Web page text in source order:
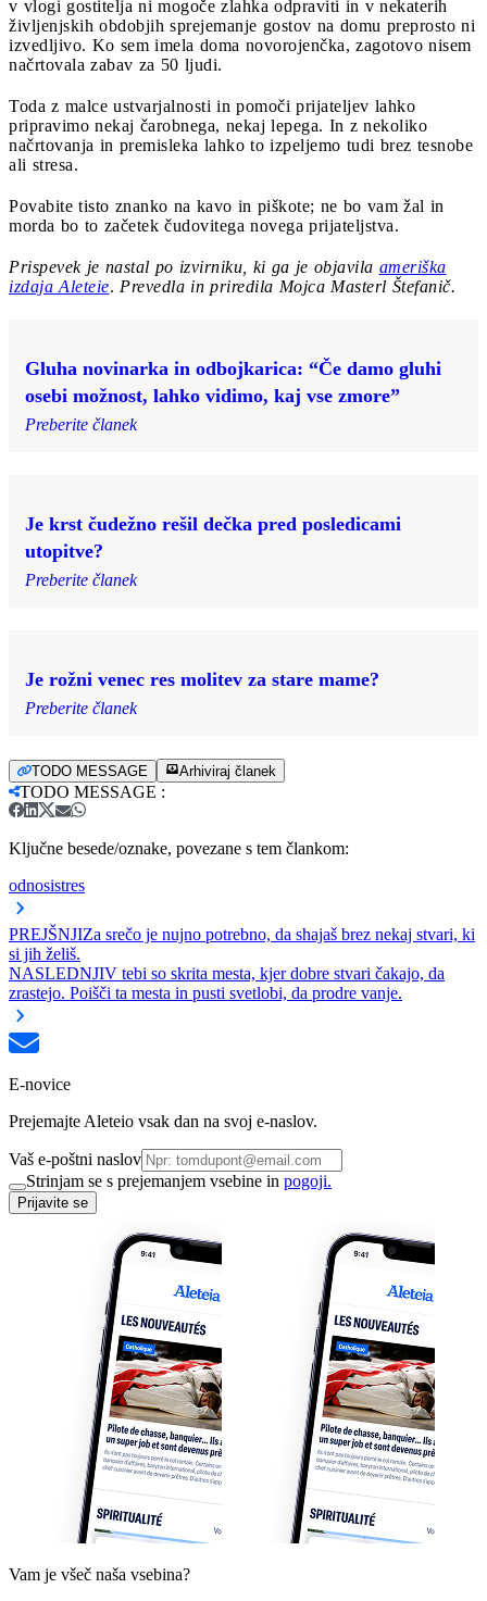
v vlogi gostitelja ni mogoče zlahka odpraviti in v nekaterih
življenjskih obdobjih sprejemanje gostov na domu preprosto ni
izvedljivo. Ko sem imela doma novorojenčka, zagotovo nisem
načrtovala zabav za 50 ljudi.
Toda z malce ustvarjalnosti in pomoči prijateljev lahko
pripravimo nekaj čarobnega, nekaj lepega. In z nekoliko
načrtovanja in premisleka lahko to izpeljemo tudi brez tesnobe
ali stresa.
Povabite tisto znanko na kavo in piškote; ne bo vam žal in
morda bo to začetek čudovitega novega prijateljstva.
Prispevek je nastal po izvirniku, ki ga je objavila ameriška
izdaja Aleteie. Prevedla in priredila Mojca Masterl Štefanič.
Gluha novinarka in odbojkarica: “Če damo gluhi
osebi možnost, lahko vidimo, kaj vse zmore”
Preberite članek
Je krst čudežno rešil dečka pred posledicami
utopitve?
Preberite članek
Je rožni venec res molitev za stare mame?
Preberite članek
TODO MESSAGE Arhiviraj članek
TODO MESSAGE :
Ključne besede/oznake, povezane s tem člankom:
odnosistres
PREJŠNJIZa srečo je nujno potrebno, da shajaš brez nekaj stvari, ki
si jih želiš.
NASLEDNJIV tebi so skrita mesta, kjer dobre stvari čakajo, da
zrastejo. Poišči ta mesta in pusti svetlobi, da prodre vanje.
E-novice
Prejemajte Aleteio vsak dan na svoj e-naslov.
Vaš e-poštni naslov
Strinjam se s prejemanjem vsebine in pogoji.
Prijavite se
Vam je všeč naša vsebina?